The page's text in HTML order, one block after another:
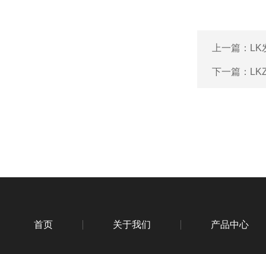
上一篇： LK
下一篇：
首页 关于我们 产品中心